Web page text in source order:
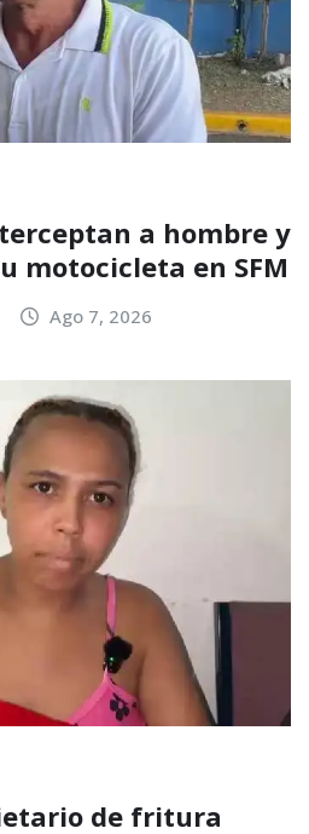
a hombre y
motocicleta en SFM
Ago 7, 2026
de fritura